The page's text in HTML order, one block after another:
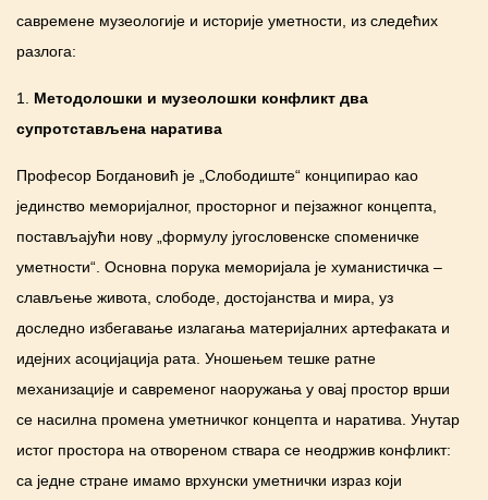
савремене музеологије и историје уметности, из следећих
разлога:
1. Методолошки и музеолошки конфликт два
супротстављена наратива
Професор Богдановић је „Слободиште“ конципирао као
јединство меморијалног, просторног и пејзажног концепта,
постављајући нову „формулу југословенске споменичке
уметности“. Основна порука меморијала је хуманистичка –
слављење живота, слободе, достојанства и мира, уз
доследно избегавање излагања материјалних артефаката и
идејних асоцијација рата. Уношењем тешке ратне
механизације и савременог наоружања у овај простор врши
се насилна промена уметничког концепта и наратива. Унутар
истог простора на отвореном ствара се неодржив конфликт:
са једне стране имамо врхунски уметнички израз који